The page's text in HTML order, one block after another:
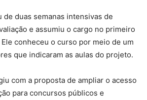
de duas semanas intensivas de
e assumiu o cargo no primeiro
conheceu o curso por meio de um
que indicaram as aulas do projeto.
com a proposta de ampliar o acesso
para concursos públicos e